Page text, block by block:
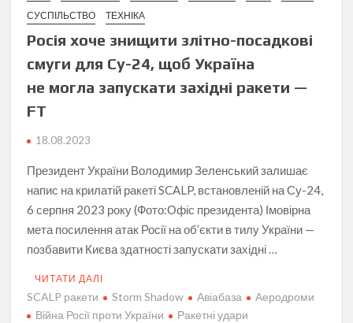
СУСПІЛЬСТВО
ТЕХНІКА
Росія хоче знищити злітно-посадкові
смуги для Су-24, щоб Україна
не могла запускати західні ракети —
FT
18.08.2023
Президент України Володимир Зеленський залишає
напис на крилатій ракеті SCALP, встановленій на Су-24,
6 серпня 2023 року (Фото:Офіс президента) Імовірна
мета посилення атак Росії на об’єкти в тилу України —
позбавити Києва здатності запускати західні …
ЧИТАТИ ДАЛІ
SCALP ракети Storm Shadow Авіабаза
Аеродроми
Війна Росії проти України
Ракетні удари